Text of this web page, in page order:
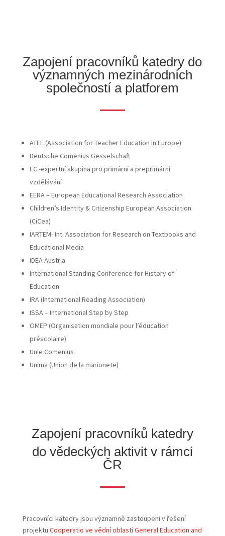
Zapojení pracovníků katedry do
významných mezinárodních
společností a platforem
ATEE (Association for Teacher Education in Europe)
Deutsche Comenius Gesselschaft
EC -expertní skupina pro primární a preprimární
vzdělávání
EERA – European Educational Research Association
Children’s Identity & Citizenship European Association
(CiCea)
IARTEM- Int. Association for Research on Textbooks and
Educational Media
IDEA Austria
International Standing Conference for History of
Education
IRA (International Reading Association)
ISSA – International Step by Step
OMEP (Organisation mondiale pour l’éducation
préscolaire)
Unie Comenius
Unima (Union de la marionete)
Zapojení pracovníků katedry
do vědeckých aktivit v rámci
ČR
Pracovníci katedry jsou významně zastoupeni v řešení
projektu Cooperatio ve vědní oblasti General Education and